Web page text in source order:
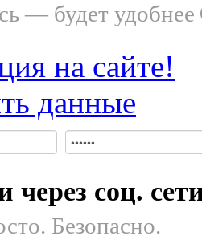
— будет удобнее
на сайте!
данные
через соц.
Безопасно.